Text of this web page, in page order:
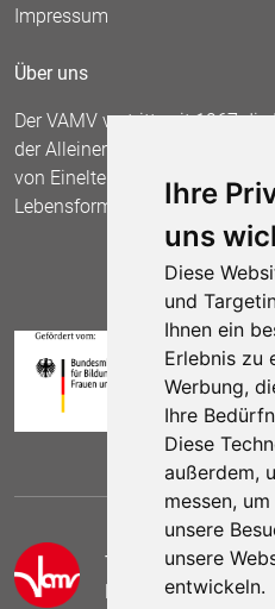
Ihre
uns
Diese
und
Ihnen ein
Erlebnis zu
Werbung,
Ihre
Diese
außerdem,
messen,
unsere
unsere
entwickeln.
Impressum
Über uns
Der VAMV vertritt seit 1967 die
der Alleinerziehenden und
von Einelternfamilien als
Lebensform.
Telefon:(030) 69
E-Mail:
kontakt (at)